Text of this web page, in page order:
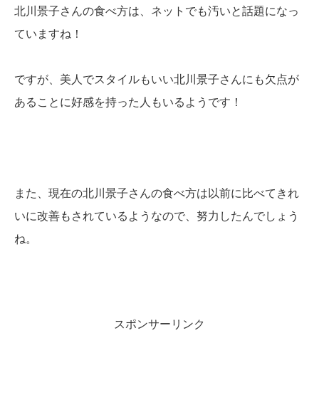
北川景子さんの食べ方は、ネットでも汚いと話題になっ
ていますね！
ですが、美人でスタイルもいい北川景子さんにも欠点が
あることに好感を持った人もいるようです！
また、現在の北川景子さんの食べ方は以前に比べてきれ
いに改善もされているようなので、努力したんでしょう
ね。
スポンサーリンク